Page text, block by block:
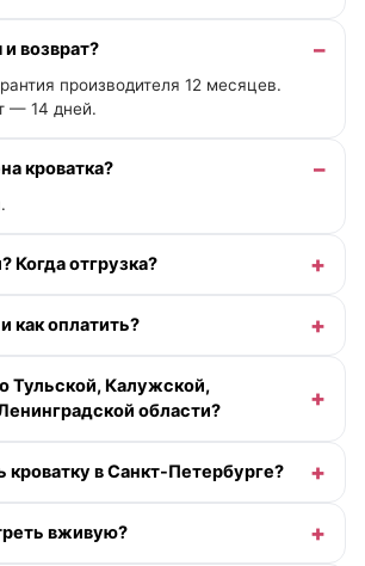
и возврат?
производителя 12 месяцев.
— 14 дней.
кроватка?
Когда отгрузка?
как оплатить?
Тульской, Калужской,
области?
кроватку в Санкт-Петербурге?
вживую?